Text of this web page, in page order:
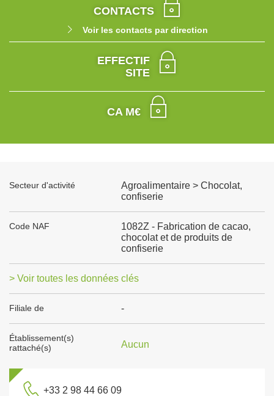
CONTACTS
Voir les contacts par direction
EFFECTIF
SITE
CA M€
Secteur d'activité
Agroalimentaire > Chocolat,
confiserie
Code NAF
1082Z - Fabrication de cacao,
chocolat et de produits de
confiserie
> Voir toutes les données clés
Filiale de -
Établissement(s)
rattaché(s)
Aucun
+33 2 98 44 66 09